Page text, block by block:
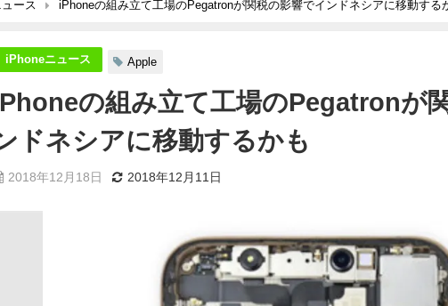
ース iPhoneの組み立て工場のPegatronが関税の影響でインドネシアに移動する
iPhoneニュース Apple
の組み立て工場のPegatronが
ドネシアに移動するかも
2018年12月18日 2018年12月11日